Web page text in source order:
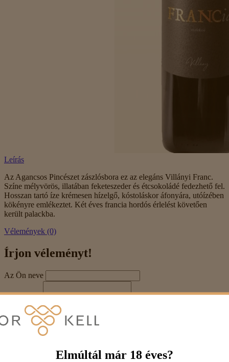
Leírás
Az Agancsos Pincészet zászlósbora ez az elegáns Villányi Franc.
Színe mélyvörös, illatában feketeszeder és étcsokoládé fedezhető fel.
Hosszan tartó íze krémesen hízelgő, kóstoláskor áfonyára, utóízében
kökényre emlékeztet. Két éves francia hordós érlelést követően
került palackba.
Vélemények (0)
Írjon véleményt!
Az Ön neve
Véleménye
Megjegyzés:HTML-kód használata nem engedélyezett!
Elmúltál már 18 éves?